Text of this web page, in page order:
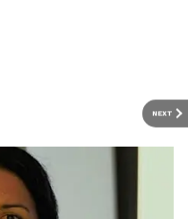
NEXT
लीड रोल प्ले कर रही हैं।
फीस मिली है।
में नजर आईं थीं।